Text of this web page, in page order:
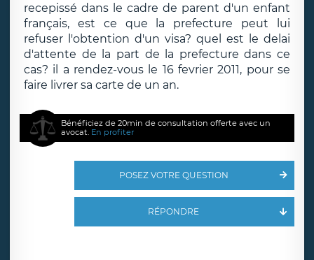
recepissé dans le cadre de parent d'un enfant
français, est ce que la prefecture peut lui
refuser l'obtention d'un visa? quel est le delai
d'attente de la part de la prefecture dans ce
cas? il a rendez-vous le 16 fevrier 2011, pour se
faire livrer sa carte de un an.
Bénéficiez de 20min de consultation offerte avec un
avocat. En profiter
POSEZ VOTRE QUESTION
RÉPONDRE